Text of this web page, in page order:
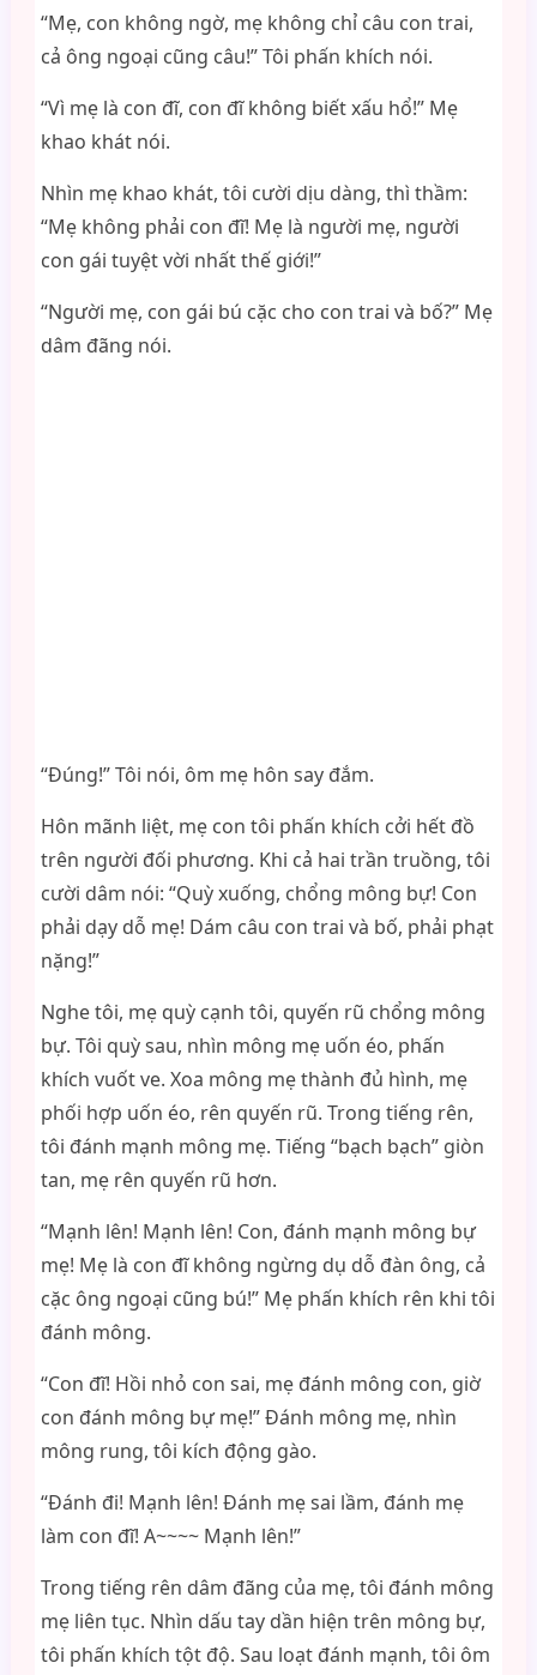
“Mẹ, con không ngờ, mẹ không chỉ câu con trai,
cả ông ngoại cũng câu!” Tôi phấn khích nói.
“Vì mẹ là con đĩ, con đĩ không biết xấu hổ!” Mẹ
khao khát nói.
Nhìn mẹ khao khát, tôi cười dịu dàng, thì thầm:
“Mẹ không phải con đĩ! Mẹ là người mẹ, người
con gái tuyệt vời nhất thế giới!”
“Người mẹ, con gái bú cặc cho con trai và bố?” Mẹ
dâm đãng nói.
“Đúng!” Tôi nói, ôm mẹ hôn say đắm.
Hôn mãnh liệt, mẹ con tôi phấn khích cởi hết đồ
trên người đối phương. Khi cả hai trần truồng, tôi
cười dâm nói: “Quỳ xuống, chổng mông bự! Con
phải dạy dỗ mẹ! Dám câu con trai và bố, phải phạt
nặng!”
Nghe tôi, mẹ quỳ cạnh tôi, quyến rũ chổng mông
bự. Tôi quỳ sau, nhìn mông mẹ uốn éo, phấn
khích vuốt ve. Xoa mông mẹ thành đủ hình, mẹ
phối hợp uốn éo, rên quyến rũ. Trong tiếng rên,
tôi đánh mạnh mông mẹ. Tiếng “bạch bạch” giòn
tan, mẹ rên quyến rũ hơn.
“Mạnh lên! Mạnh lên! Con, đánh mạnh mông bự
mẹ! Mẹ là con đĩ không ngừng dụ dỗ đàn ông, cả
cặc ông ngoại cũng bú!” Mẹ phấn khích rên khi tôi
đánh mông.
“Con đĩ! Hồi nhỏ con sai, mẹ đánh mông con, giờ
con đánh mông bự mẹ!” Đánh mông mẹ, nhìn
mông rung, tôi kích động gào.
“Đánh đi! Mạnh lên! Đánh mẹ sai lầm, đánh mẹ
làm con đĩ! A~~~~ Mạnh lên!”
Trong tiếng rên dâm đãng của mẹ, tôi đánh mông
mẹ liên tục. Nhìn dấu tay dần hiện trên mông bự,
tôi phấn khích tột độ. Sau loạt đánh mạnh, tôi ôm